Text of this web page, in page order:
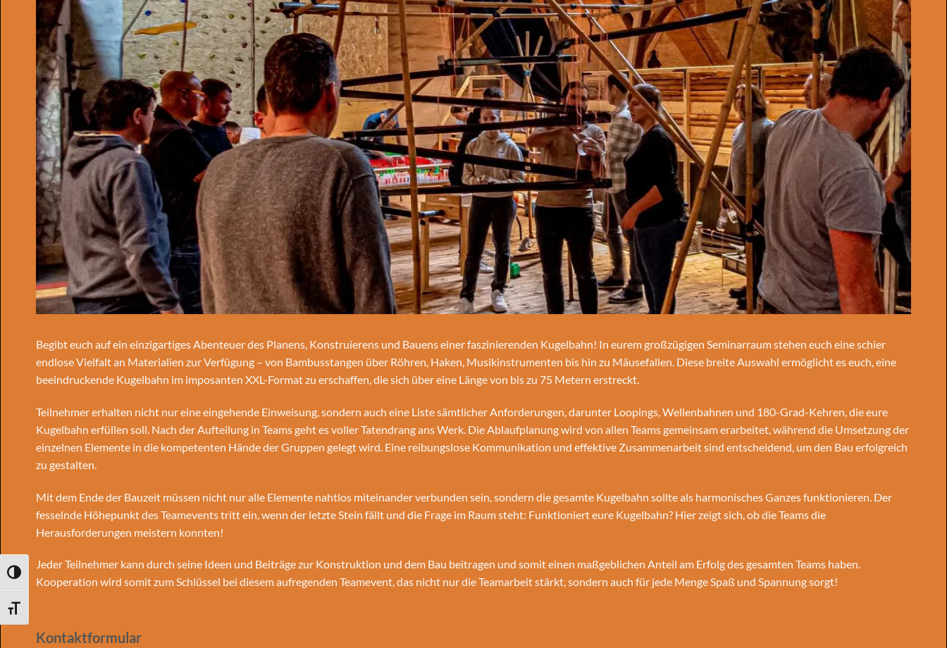
UMSCHALTEN AUF HOHE KONTRASTE
SCHRIFT VERGRÖSSERN
Begibt euch auf ein einzigartiges Abenteuer des Planens, Konstruierens und Bauens einer faszinierenden Kugelbahn! In eurem großzügigen Seminarraum stehen euch eine schier
endlose Vielfalt an Materialien zur Verfügung – von Bambusstangen über Röhren, Haken, Musikinstrumenten bis hin zu Mäusefallen. Diese breite Auswahl ermöglicht es euch, eine
beeindruckende Kugelbahn im imposanten XXL-Format zu erschaffen, die sich über eine Länge von bis zu 75 Metern erstreckt.
Teilnehmer erhalten nicht nur eine eingehende Einweisung, sondern auch eine Liste sämtlicher Anforderungen, darunter Loopings, Wellenbahnen und 180-Grad-Kehren, die eure
Kugelbahn erfüllen soll. Nach der Aufteilung in Teams geht es voller Tatendrang ans Werk. Die Ablaufplanung wird von allen Teams gemeinsam erarbeitet, während die Umsetzung der
einzelnen Elemente in die kompetenten Hände der Gruppen gelegt wird. Eine reibungslose Kommunikation und effektive Zusammenarbeit sind entscheidend, um den Bau erfolgreich
zu gestalten.
Mit dem Ende der Bauzeit müssen nicht nur alle Elemente nahtlos miteinander verbunden sein, sondern die gesamte Kugelbahn sollte als harmonisches Ganzes funktionieren. Der
fesselnde Höhepunkt des Teamevents tritt ein, wenn der letzte Stein fällt und die Frage im Raum steht: Funktioniert eure Kugelbahn? Hier zeigt sich, ob die Teams die
Herausforderungen meistern konnten!
Jeder Teilnehmer kann durch seine Ideen und Beiträge zur Konstruktion und dem Bau beitragen und somit einen maßgeblichen Anteil am Erfolg des gesamten Teams haben.
Kooperation wird somit zum Schlüssel bei diesem aufregenden Teamevent, das nicht nur die Teamarbeit stärkt, sondern auch für jede Menge Spaß und Spannung sorgt!
Kontaktformular